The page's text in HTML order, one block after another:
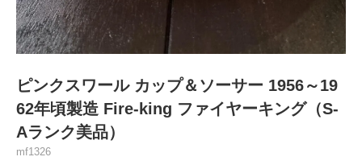
ピンクスワール カップ＆ソーサー 1956～19
62年頃製造 Fire-king ファイヤーキング（S-
Aランク美品）
mf1326